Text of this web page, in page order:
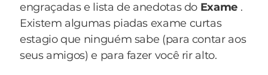
engraçadas e lista de anedotas do Exame.
Existem algumas piadas exame curtas
estagio que ninguém sabe (para contar aos
seus amigos) e para fazer você rir alto.